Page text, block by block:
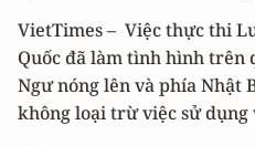
VietTimes – Việc thực thi
Quốc đã làm tình hình trên
Ngư nóng lên và phía Nhật
không loại trừ việc sử dụng